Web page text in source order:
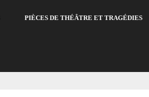
PIÈCES DE THÉÂTRE ET TRAGÉDIES